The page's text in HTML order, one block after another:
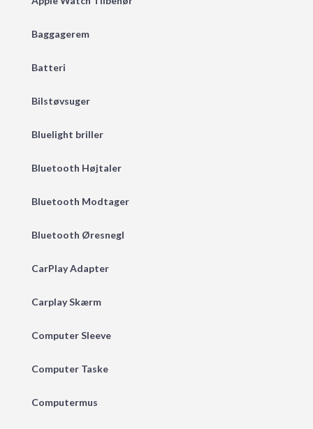
Baggagerem
Batteri
Bilstøvsuger
Bluelight briller
Bluetooth Højtaler
Bluetooth Modtager
Bluetooth Øresnegl
CarPlay Adapter
Carplay Skærm
Computer Sleeve
Computer Taske
Computermus